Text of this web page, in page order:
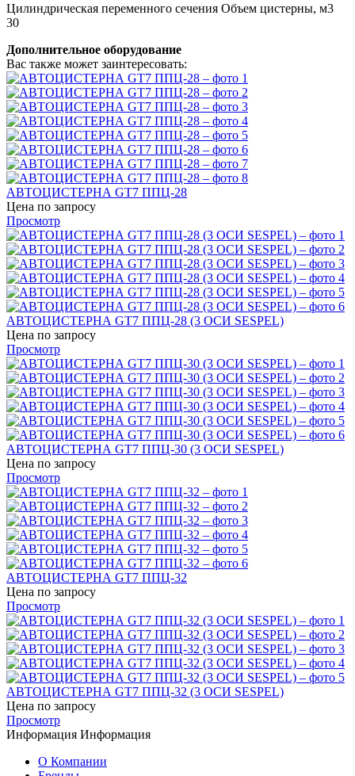
Цилиндрическая переменного сечения Объем цистерны, м3
30
Дополнительное оборудование
Вас также может заинтересовать:
АВТОЦИСТЕРНА GT7 ППЦ-28
Цена по запросу
Просмотр
АВТОЦИСТЕРНА GT7 ППЦ-28 (3 ОСИ SESPEL)
Цена по запросу
Просмотр
АВТОЦИСТЕРНА GT7 ППЦ-30 (3 ОСИ SESPEL)
Цена по запросу
Просмотр
АВТОЦИСТЕРНА GT7 ППЦ-32
Цена по запросу
Просмотр
АВТОЦИСТЕРНА GT7 ППЦ-32 (3 ОСИ SESPEL)
Цена по запросу
Просмотр
Информация Информация
О Компании